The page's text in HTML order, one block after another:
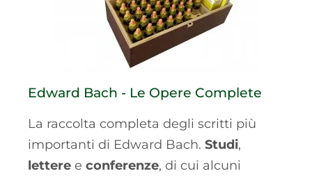
Edward Bach - Le Opere Complete
La raccolta completa degli scritti più
importanti di Edward Bach. Studi,
lettere e conferenze, di cui alcuni